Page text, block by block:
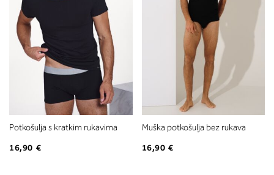
Potkošulja s kratkim rukavima
16,90 €
Muška potkošulja bez rukava
16,90 €
Izmerite prsni obseg. Šiviljski
položite čez hrbet v višini
izreza in čez prsi, v višini bradavic
vdolbine med prsmi. V razdelku 2.
boste prebrali, katera globina
ustreza vaši meri (A, B …) – iščite v
stolpcu, ki ste ga določili s
obsegom.